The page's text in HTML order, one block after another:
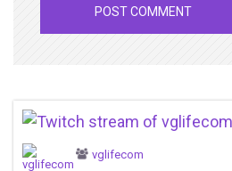
vglifecom